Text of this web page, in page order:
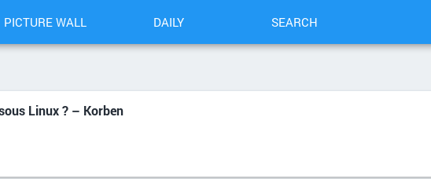
PICTURE WALL DAILY SEARCH
Linux ? – Korben